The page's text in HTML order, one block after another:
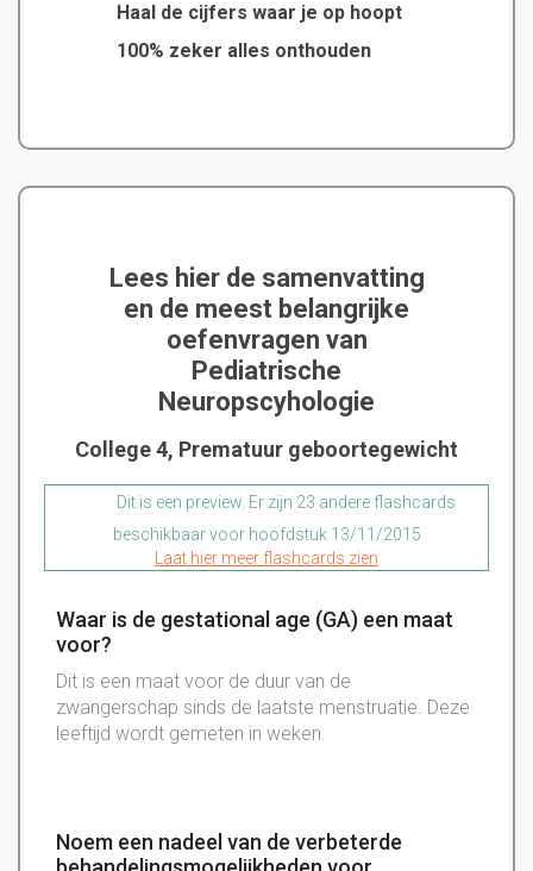
Haal de cijfers waar je op hoopt
100% zeker alles onthouden
Lees hier de samenvatting
en de meest belangrijke
oefenvragen van
Pediatrische
Neuropscyhologie
College 4, Prematuur geboortegewicht
Dit is een preview. Er zijn 23 andere flashcards
beschikbaar voor hoofdstuk 13/11/2015
Laat hier meer flashcards zien
Waar is de gestational age (GA) een maat
voor?
Dit is een maat voor de duur van de
zwangerschap sinds de laatste menstruatie. Deze
leeftijd wordt gemeten in weken.
Noem een nadeel van de verbeterde